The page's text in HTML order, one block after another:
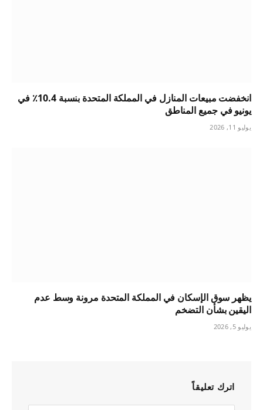
انخفضت مبيعات المنازل في المملكة المتحدة بنسبة 10.4٪ في
يونيو في جميع المناطق
يوليو 11, 2026
يظهر سوق الإسكان في المملكة المتحدة مرونة وسط عدم
اليقين بشأن التضخم
يوليو 5, 2026
اترك تعليقاً